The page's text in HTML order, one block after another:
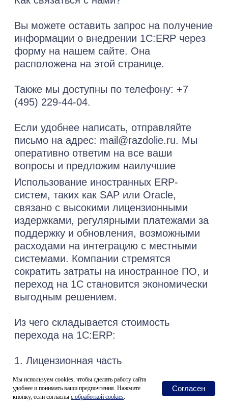
Мы используем cookies, чтобы сделать работу сайта
удобнее и понимать ваши предпочтения. Нажмите
кнопку, если согласны с обработкой cookies.
Согласен
мероприятия